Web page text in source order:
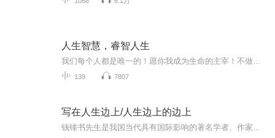
人生智慧，睿智人生
139 7807
写在人生边上/人生边上的边上